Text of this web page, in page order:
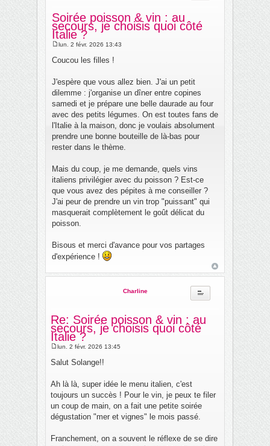
Soirée poisson & vin : au
secours, je choisis quoi côté
Italie ?
s
g
e
lun. 2 févr. 2026 13:43
Coucou les filles !
J'espère que vous allez bien. J'ai un petit
dilemme : j'organise un dîner entre copines
samedi et je prépare une belle daurade au four
avec des petits légumes. On est toutes fans de
l'Italie à la maison, donc je voulais absolument
prendre une bonne bouteille de là-bas pour
rester dans le thème.
Mais du coup, je me demande, quels vins
italiens privilégier avec du poisson ? Est-ce
que vous avez des pépites à me conseiller ?
J'ai peur de prendre un vin trop "puissant" qui
masquerait complètement le goût délicat du
poisson.
Bisous et merci d'avance pour vos partages
d'expérience !
Charline
Re: Soirée poisson & vin : au
secours, je choisis quoi côté
Italie ?
e
s
g
e
lun. 2 févr. 2026 13:45
Salut Solange!!
Ah là là, super idée le menu italien, c'est
toujours un succès ! Pour le vin, je peux te filer
un coup de main, on a fait une petite soirée
dégustation "mer et vignes" le mois passé.
Franchement, on a souvent le réflexe de se dire